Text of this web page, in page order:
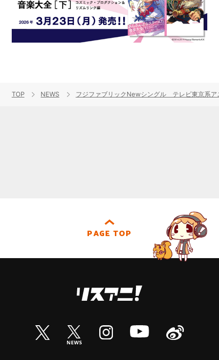
TOP NEWS フジファブリックNewシングル テレビ東京系ア
PAGE TOP